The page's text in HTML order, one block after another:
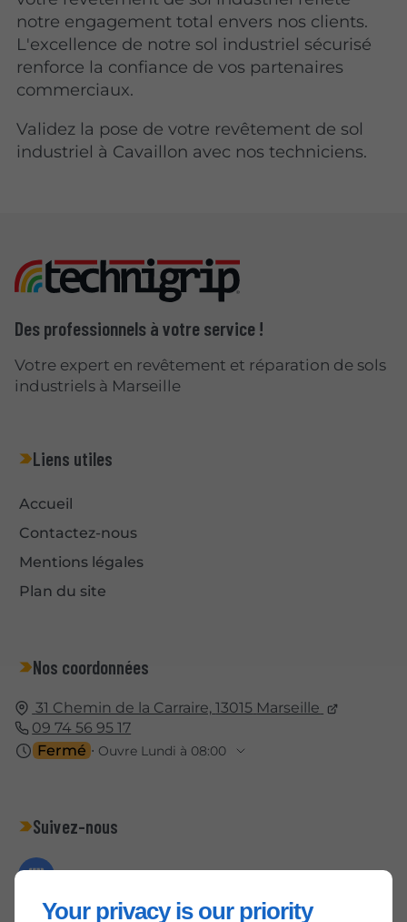
Your privacy is our priority
notre engagement total envers nos clients.
L'excellence de notre sol industriel sécurisé
renforce la confiance de vos partenaires
commerciaux.
Validez la pose de votre revêtement de sol
industriel à Cavaillon avec nos techniciens.
Des professionnels à votre service !
Votre expert en revêtement et réparation de sols
industriels à Marseille
Liens utiles
Accueil
Contactez-nous
Mentions légales
Plan du site
Nos coordonnées
31 Chemin de la Carraire, 13015 Marseille
09 74 56 95 17
Fermé ⋅ Ouvre Lundi à 08:00
Suivez-nous